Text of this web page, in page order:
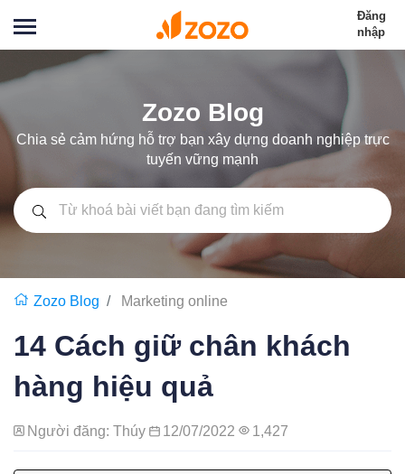
Đăng
nhập
Zozo Blog
Chia sẻ cảm hứng hỗ trợ bạn xây dựng doanh nghiệp trực
tuyến vững mạnh
Zozo Blog Marketing online
14 Cách giữ chân khách
hàng hiệu quả
Người đăng: Thúy 12/07/2022 1,427